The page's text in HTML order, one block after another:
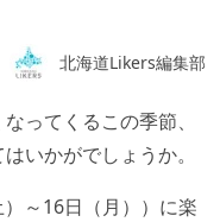
北海道Likers編集部
ってくるこの季節、
いかがでしょうか。
～16日（月））に楽